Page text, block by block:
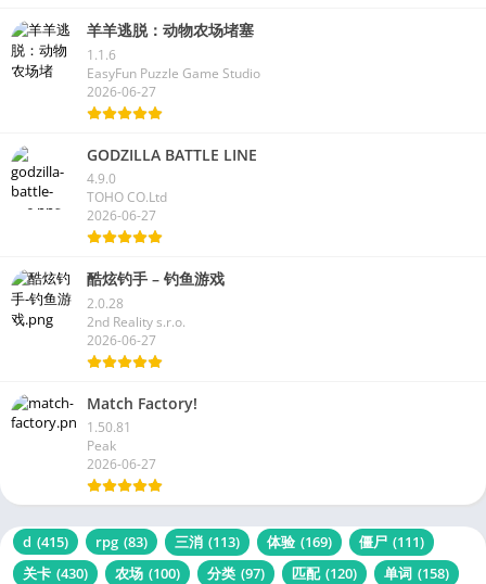
羊羊逃脱：动物农场堵塞
1.1.6
EasyFun Puzzle Game Studio
2026-06-27
GODZILLA BATTLE LINE
4.9.0
TOHO CO.Ltd
2026-06-27
酷炫钓手 – 钓鱼游戏
2.0.28
2nd Reality s.r.o.
2026-06-27
Match Factory!
1.50.81
Peak
2026-06-27
d (415) rpg (83) 三消 (113) 体验 (169) 僵尸 (111)
关卡 (430) 农场 (100) 分类 (97) 匹配 (120) 单词 (158)